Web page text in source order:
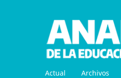
Actual Archivos